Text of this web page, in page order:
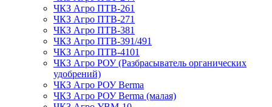
ЧКЗ Агро ПТВ-261
ЧКЗ Агро ПТВ-271
ЧКЗ Агро ПТВ-381
ЧКЗ Агро ПТВ-391/491
ЧКЗ Агро ПТВ-4101
ЧКЗ Агро РОУ (Разбрасыватель органических
удобрений)
ЧКЗ Агро РОУ Berma
ЧКЗ Агро РОУ Berma (малая)